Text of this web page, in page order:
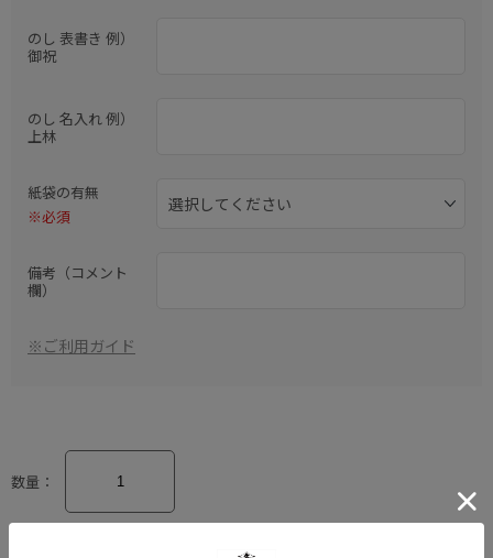
のし 表書き 例）
御祝
のし 名入れ 例）
上林
紙袋の有無
※必須
備考（コメント
欄）
※ご利用ガイド
数量：